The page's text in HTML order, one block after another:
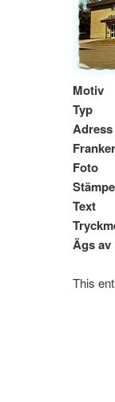
Motiv
Typ
Adress
Foto
Text
Ägs av
This